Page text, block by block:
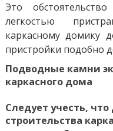
Это
легкостью
каркасному домику
пристройки подобно
Подводные камни
каркасного дома
Следует учесть,
строительства